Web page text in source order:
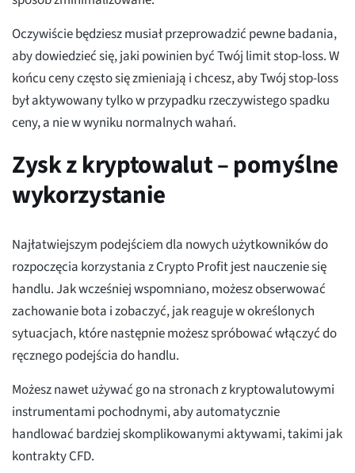
Oczywiście będziesz musiał przeprowadzić pewne badania,
aby dowiedzieć się, jaki powinien być Twój limit stop-loss. W
końcu ceny często się zmieniają i chcesz, aby Twój stop-loss
był aktywowany tylko w przypadku rzeczywistego spadku
ceny, a nie w wyniku normalnych wahań.
Zysk z kryptowalut – pomyślne
wykorzystanie
Najłatwiejszym podejściem dla nowych użytkowników do
rozpoczęcia korzystania z Crypto Profit jest nauczenie się
handlu. Jak wcześniej wspomniano, możesz obserwować
zachowanie bota i zobaczyć, jak reaguje w określonych
sytuacjach, które następnie możesz spróbować włączyć do
ręcznego podejścia do handlu.
Możesz nawet używać go na stronach z kryptowalutowymi
instrumentami pochodnymi, aby automatycznie
handlować bardziej skomplikowanymi aktywami, takimi jak
kontrakty CFD.